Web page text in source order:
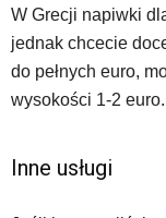
W Grecji napiwki
jednak chcecie
do pełnych euro,
wysokości 1-2 euro.
Inne usługi